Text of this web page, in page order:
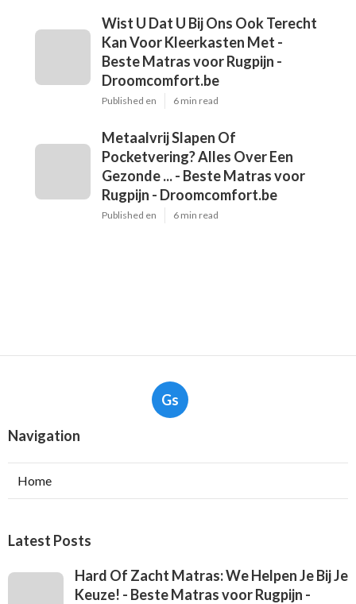
Wist U Dat U Bij Ons Ook Terecht
Kan Voor Kleerkasten Met -
Beste Matras voor Rugpijn -
Droomcomfort.be
Published en 6 min read
Metaalvrij Slapen Of
Pocketvering? Alles Over Een
Gezonde ... - Beste Matras voor
Rugpijn - Droomcomfort.be
Published en 6 min read
Gs
Navigation
Home
Latest Posts
Hard Of Zacht Matras: We Helpen Je Bij Je
Keuze! - Beste Matras voor Rugpijn -